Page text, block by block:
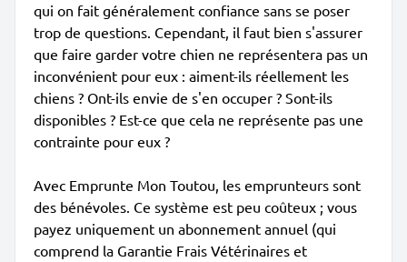
qui on fait généralement confiance sans se poser
trop de questions. Cependant, il faut bien s'assurer
que faire garder votre chien ne représentera pas un
inconvénient pour eux : aiment-ils réellement les
chiens ? Ont-ils envie de s'en occuper ? Sont-ils
disponibles ? Est-ce que cela ne représente pas une
contrainte pour eux ?
Avec Emprunte Mon Toutou, les emprunteurs sont
des bénévoles. Ce système est peu coûteux ; vous
payez uniquement un abonnement annuel (qui
comprend la Garantie Frais Vétérinaires et